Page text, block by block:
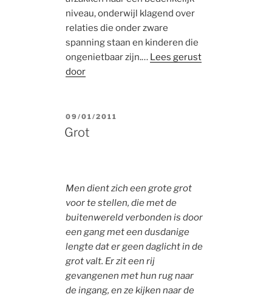
niveau, onderwijl klagend over
relaties die onder zware
spanning staan en kinderen die
ongenietbaar zijn.… Lees gerust
door
POSTED
ON
09/01/2011
Grot
Men dient zich een grote grot
voor te stellen, die met de
buitenwereld verbonden is door
een gang met een dusdanige
lengte dat er geen daglicht in de
grot valt. Er zit een rij
gevangenen met hun rug naar
de ingang, en ze kijken naar de